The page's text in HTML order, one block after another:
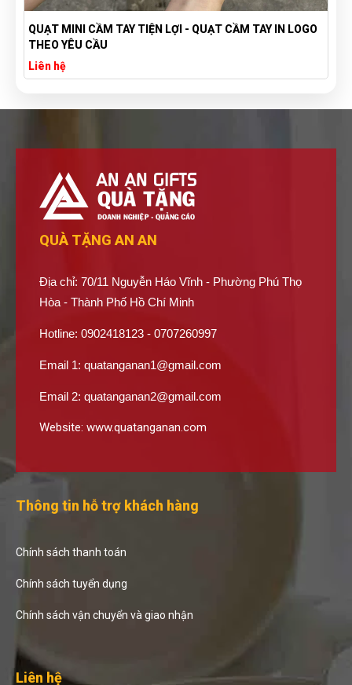
QUẠT MINI CẦM TAY TIỆN LỢI - QUẠT CẦM TAY IN LOGO
THEO YÊU CẦU
Liên hệ
QUÀ TẶNG AN AN
Địa chỉ: 70/11 Nguyễn Háo Vĩnh - Phường Phú Thọ
Hòa - Thành Phố Hồ Chí Minh
Hotline: 0902418123 - 0707260997
Email 1: quatanganan1@gmail.com
Email 2: quatanganan2@gmail.com
Website: www.quatanganan.com
Thông tin hỗ trợ khách hàng
Chính sách thanh toán
Chính sách tuyển dụng
Chính sách vận chuyển và giao nhận
Liên hệ